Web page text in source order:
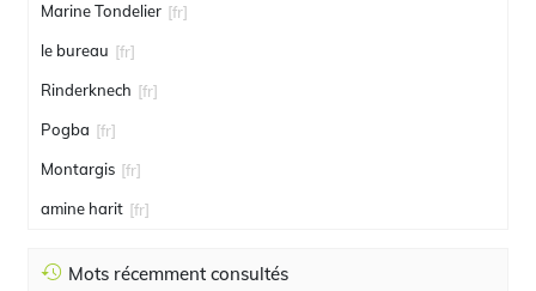
Marine Tondelier [fr]
le bureau [fr]
Rinderknech [fr]
Pogba [fr]
Montargis [fr]
amine harit [fr]
Mots récemment consultés